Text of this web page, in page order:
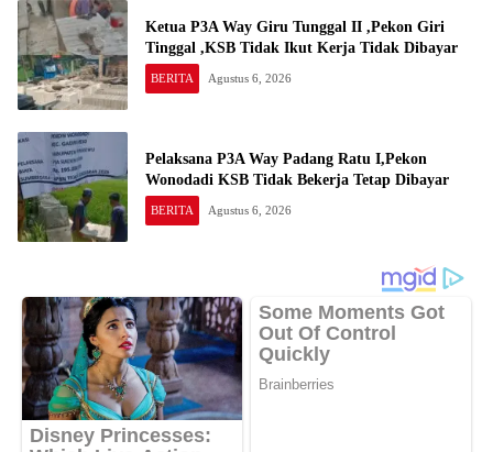
Ketua P3A Way Giru Tunggal II ,Pekon Giri
Tinggal ,KSB Tidak Ikut Kerja Tidak Dibayar
BERITA Agustus 6, 2026
Pelaksana P3A Way Padang Ratu I,Pekon
Wonodadi KSB Tidak Bekerja Tetap Dibayar
BERITA Agustus 6, 2026